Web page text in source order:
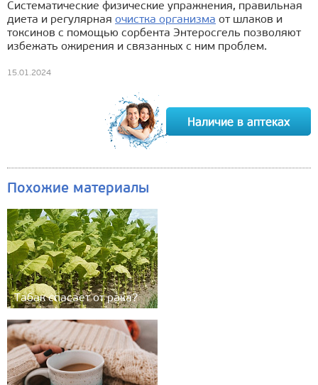
Систематические физические упражнения, правильная
диета и регулярная очистка организма от шлаков и
токсинов с помощью сорбента Энтеросгель позволяют
избежать ожирения и связанных с ним проблем.
15.01.2024
Похожие материалы
Табак спасает от рака?